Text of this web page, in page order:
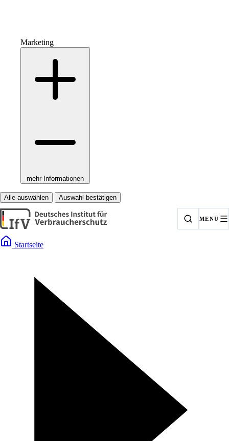
Marketing
mehr Informationen
Alle auswählen Auswahl bestätigen
MENÜ
Startseite